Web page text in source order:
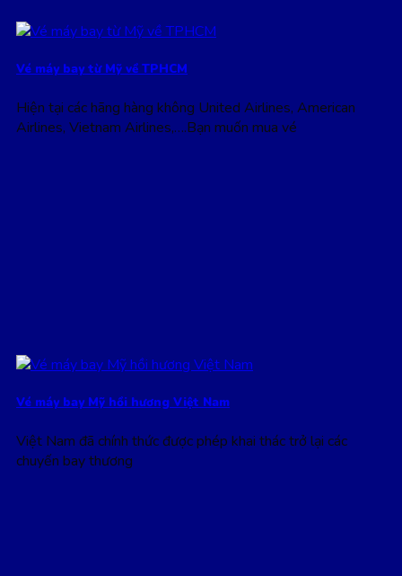
Vé máy bay từ Mỹ về TPHCM
Hiện tại các hãng hàng không United Airlines, American
Airlines, Vietnam Airlines,….Bạn muốn mua vé
Vé máy bay Mỹ hồi hương Việt Nam
Việt Nam đã chính thức được phép khai thác trở lại các
chuyến bay thương